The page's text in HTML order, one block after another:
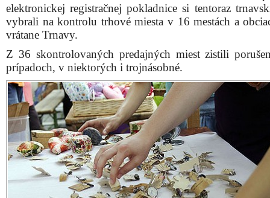
Trnavskí colníci skontrolovali v uplynulých dňoch
registračné pokladnice u predajcov na trhových
porušovalo podľa vyjadrenia hovorkyne Colného
až 36 % predajcov.